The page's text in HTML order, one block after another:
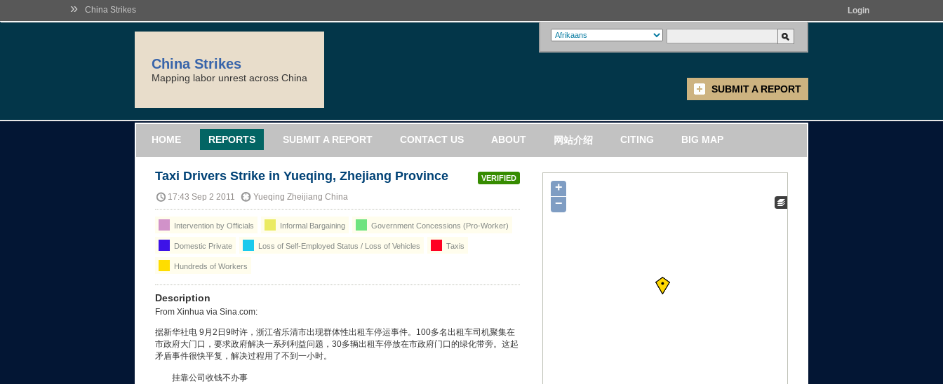
» China Strikes Login
China Strikes
Mapping labor unrest across China
SUBMIT A REPORT
HOME REPORTS SUBMIT A REPORT CONTACT US ABOUT 网站介绍 CITING BIG MAP
VERIFIED
Taxi Drivers Strike in Yueqing, Zhejiang Province
17:43 Sep 2 2011 Yueqing Zheijiang China
Intervention by Officials Informal Bargaining Government Concessions (Pro-Worker)
Domestic Private Loss of Self-Employed Status / Loss of Vehicles Taxis
Hundreds of Workers
Description
From Xinhua via Sina.com:
据新华社电 9月2日9时许，浙江省乐清市出现群体性出租车停运事件。100多名出租车司机聚集在
市政府大门口，要求政府解决一系列利益问题，30多辆出租车停放在市政府门口的绿化带旁。这起
矛盾事件很快平复，解决过程用了不到一小时。
挂靠公司收钱不办事
+
−